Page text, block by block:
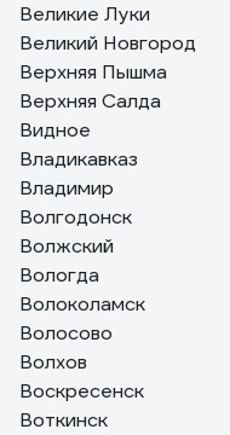
Великие Луки
Великий Новгород
Верхняя Пышма
Верхняя Салда
Видное
Владикавказ
Владимир
Волгодонск
Волжский
Вологда
Волоколамск
Волосово
Волхов
Воскресенск
Воткинск